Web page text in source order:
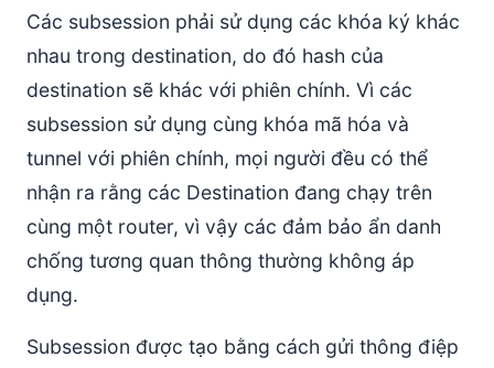
Các subsession phải sử dụng các khóa ký khác
nhau trong destination, do đó hash của
destination sẽ khác với phiên chính. Vì các
subsession sử dụng cùng khóa mã hóa và
tunnel với phiên chính, mọi người đều có thể
nhận ra rằng các Destination đang chạy trên
cùng một router, vì vậy các đảm bảo ẩn danh
chống tương quan thông thường không áp
dụng.
Subsession được tạo bằng cách gửi thông điệp